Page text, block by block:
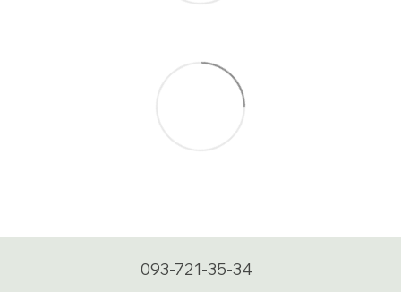
093-721-35-34